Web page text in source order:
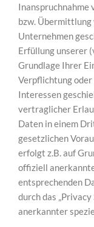
bzw. Übermittlung
Unternehmen
Erfüllung unserer
Grundlage Ihrer
Verpflichtung
Interessen
vertraglicher
Daten in einem
gesetzlichen
erfolgt z.B. auf
offiziell
entsprechenden
durch das
anerkannter